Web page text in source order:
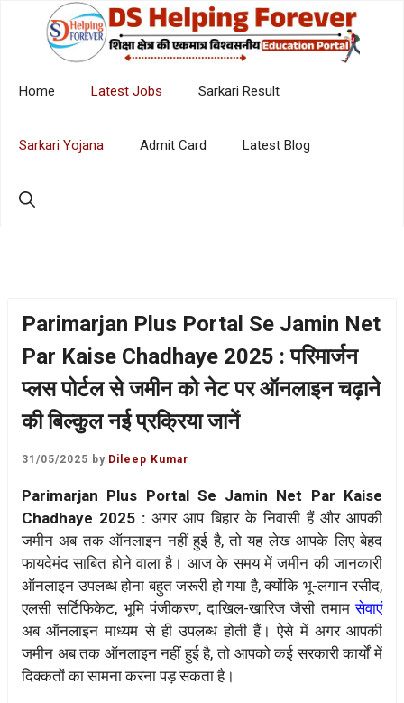
Home Latest Jobs Sarkari Result
Sarkari Yojana Admit Card Latest Blog
Parimarjan Plus Portal Se Jamin Net
Par Kaise Chadhaye 2025 : परिमार्जन
प्लस पोर्टल से जमीन को नेट पर ऑनलाइन चढ़ाने
की बिल्कुल नई प्रक्रिया जानें
31/05/2025 by Dileep Kumar
Parimarjan Plus Portal Se Jamin Net Par Kaise
Chadhaye 2025 : अगर आप बिहार के निवासी हैं और आपकी
जमीन अब तक ऑनलाइन नहीं हुई है, तो यह लेख आपके लिए बेहद
फायदेमंद साबित होने वाला है। आज के समय में जमीन की जानकारी
ऑनलाइन उपलब्ध होना बहुत जरूरी हो गया है, क्योंकि भू-लगान रसीद,
एलसी सर्टिफिकेट, भूमि पंजीकरण, दाखिल-खारिज जैसी तमामसेवाएं
अब ऑनलाइन माध्यम से ही उपलब्ध होती हैं। ऐसे में अगर आपकी
जमीन अब तक ऑनलाइन नहीं हुई है, तो आपको कई सरकारी कार्यों में
दिक्कतों का सामना करना पड़ सकता है।